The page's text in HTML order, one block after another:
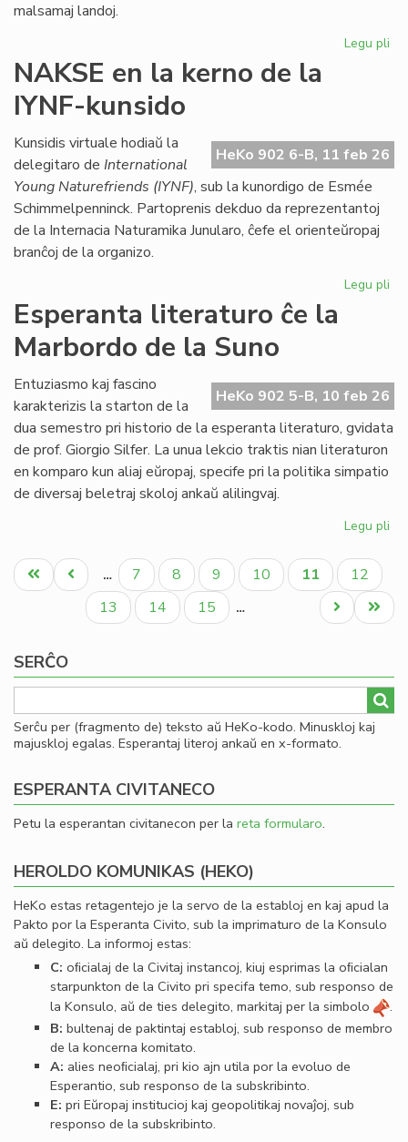
malsamaj landoj.
Legu pli
NAKSE en la kerno de la
IYNF-kunsido
HeKo 902 6-B, 11 feb 26
Kunsidis virtuale hodiaŭ la
delegitaro de International
Young Naturefriends (IYNF), sub la kunordigo de Esmée
Schimmelpenninck. Partoprenis dekduo da reprezentantoj
de la Internacia Naturamika Junularo, ĉefe el orienteŭropaj
branĉoj de la organizo.
Legu pli
de
Esperanta literaturo ĉe la
Marbordo de la Suno
HeKo 902 5-B, 10 feb 26
Entuziasmo kaj fascino
karakterizis la starton de la
dua semestro pri historio de la esperanta literaturo, gvidata
de prof. Giorgio Silfer. La unua lekcio traktis nian literaturon
en komparo kun aliaj eŭropaj, specife pri la politika simpatio
de diversaj beletraj skoloj ankaŭ alilingvaj.
Legu pli
la
Pagination
Unua
paĝo
Antaŭa
paĝo
… Paĝo
7 Paĝo
8 Paĝo
9 Paĝo
10
Aktuala
paĝo
11 Paĝo
12
Paĝo
13 Paĝo
14 Paĝo
15 …
Last
page
Next
page
SERĈO
Serĉu per (fragmento de) teksto aŭ HeKo-kodo. Minuskloj kaj
majuskloj egalas. Esperantaj literoj ankaŭ en x-formato.
ESPERANTA CIVITANECO
Petu la esperantan civitanecon per la reta formularo.
HEROLDO KOMUNIKAS (HEKO)
HeKo estas retagentejo je la servo de la establoj en kaj apud la
Pakto por la Esperanta Civito, sub la imprimaturo de la Konsulo
aŭ delegito. La informoj estas:
C: oﬁcialaj de la Civitaj instancoj, kiuj esprimas la oﬁcialan
starpunkton de la Civito pri specifa temo, sub responso de
la Konsulo, aŭ de ties delegito, markitaj per la simbolo
.
B: bultenaj de paktintaj establoj, sub responso de membro
de la koncerna komitato.
A: alies neoﬁcialaj, pri kio ajn utila por la evoluo de
Esperantio, sub responso de la subskribinto.
E: pri Eŭropaj institucioj kaj geopolitikaj novaĵoj, sub
responso de la subskribinto.